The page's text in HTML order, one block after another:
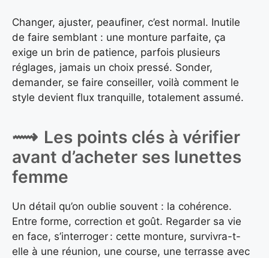
Changer, ajuster, peaufiner, c’est normal. Inutile
de faire semblant : une monture parfaite, ça
exige un brin de patience, parfois plusieurs
réglages, jamais un choix pressé. Sonder,
demander, se faire conseiller, voilà comment le
style devient flux tranquille, totalement assumé.
Les points clés à vérifier
avant d’acheter ses lunettes
femme
Un détail qu’on oublie souvent : la cohérence.
Entre forme, correction et goût. Regarder sa vie
en face, s’interroger : cette monture, survivra-t-
elle à une réunion, une course, une terrasse avec